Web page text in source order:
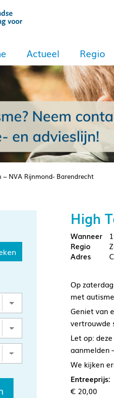
Actueel Regio
– NVA Rijnmond- Barendrecht
High
Op
met
Geniet van
vertrouwde
Let op:
aanmelden
We kijken
Entreeprijs:
€ 20,00